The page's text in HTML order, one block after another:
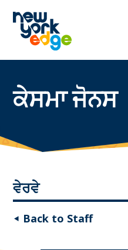
ਕੇਸਮਾ ਜੋਨਸ
ਵੇਰਵੇ
◂ Back to Staff